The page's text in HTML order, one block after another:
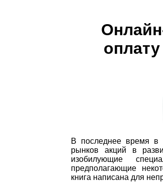
В последнее время в
рынков акций в
изобилующие
предполагающие
книга написана для